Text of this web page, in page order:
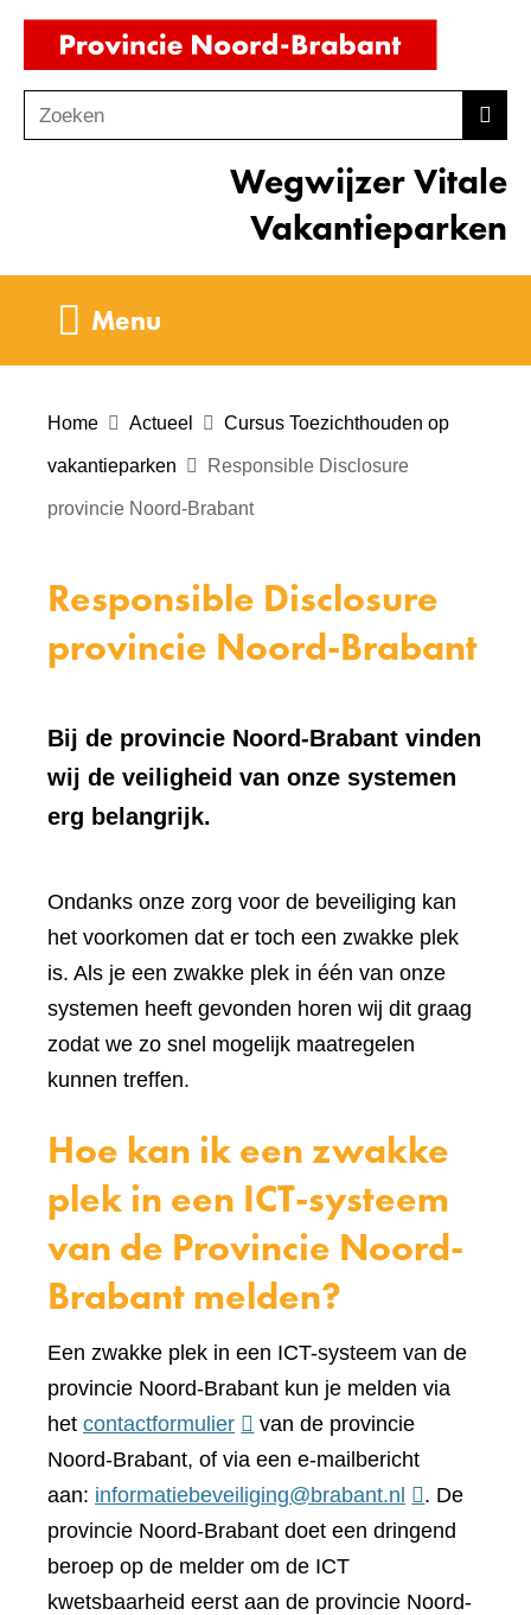
Ga
de
inhoud
o
n
Zoeken
Wegwijzer Vitale
Vakantieparken
Menu
Home Actueel Cursus Toezichthouden op
vakantieparken Responsible Disclosure
provincie Noord-Brabant
Responsible Disclosure
provincie Noord-Brabant
Bij de provincie Noord-Brabant vinden
wij de veiligheid van onze systemen
erg belangrijk.
Ondanks onze zorg voor de beveiliging kan
het voorkomen dat er toch een zwakke plek
is. Als je een zwakke plek in één van onze
systemen heeft gevonden horen wij dit graag
zodat we zo snel mogelijk maatregelen
kunnen treffen.
Hoe kan ik een zwakke
plek in een ICT-systeem
van de Provincie Noord-
Brabant melden?
Een zwakke plek in een ICT-systeem van de
provincie Noord-Brabant kun je melden via
het contactformulier(verwijst
naar
een
andere
website)
van de provincie
Noord-Brabant, of via een e-mailbericht
aan: informatiebeveiliging@brabant.nl
. De
provincie Noord-Brabant doet een dringend
beroep op de melder om de ICT
kwetsbaarheid eerst aan de provincie Noord-